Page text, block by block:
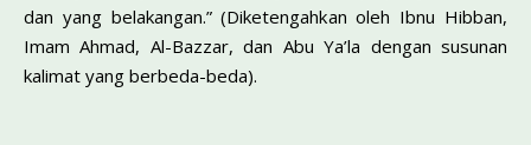
dan yang belakangan.” (Diketengah­kan oleh Ibnu Hibban,
Imam Ahmad, Al-Bazzar, dan Abu Ya’la dengan susunan
kalimat yang berbeda-beda).